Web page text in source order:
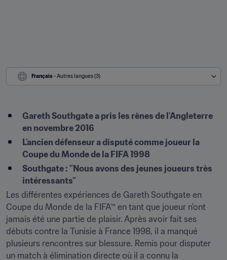
Français - Autres langues (3)
Gareth Southgate a pris les rênes de l'Angleterre
en novembre 2016
L'ancien défenseur a disputé comme joueur la
Coupe du Monde de la FIFA 1998
Southgate : "Nous avons des jeunes joueurs très
intéressants"
Les différentes expériences de Gareth Southgate en
Coupe du Monde de la FIFA™ en tant que joueur n'ont
jamais été une partie de plaisir. Après avoir fait ses
débuts contre la Tunisie à France 1998, il a manqué
plusieurs rencontres sur blessure. Remis pour disputer
un match à élimination directe où il a connu la